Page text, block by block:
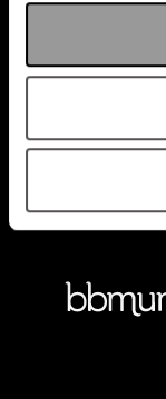
PODCAST